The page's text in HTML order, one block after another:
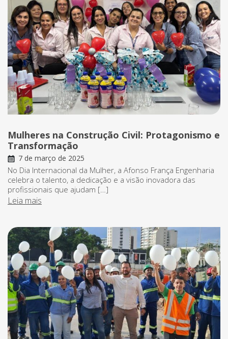
Mulheres na Construção Civil: Protagonismo e
Transformação
7 de março de 2025
No Dia Internacional da Mulher, a Afonso França Engenharia
celebra o talento, a dedicação e a visão inovadora das
profissionais que ajudam […]
Leia mais